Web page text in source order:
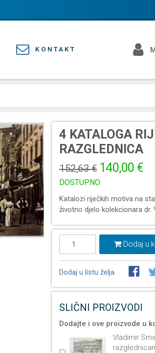
KONTAKT
4 KATALOGA
RAZGLEDNICA
152,63 € 140,00 €
DOSTUPNO
Katalozi riječkih motiva na
životno djelo kolekcionara dr.
Dodaj u
Dodaj u listu želja
SLIČNI PROIZVODI
Dodajte i ove proizvode u
Vladimir